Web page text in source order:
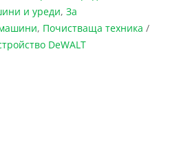
и уреди, За
, Почистваща техника
DeWALT